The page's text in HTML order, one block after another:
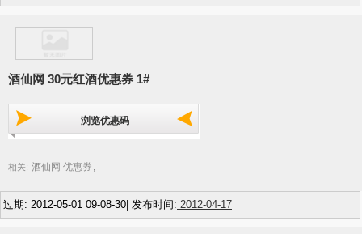
酒仙网 30元红酒优惠券 1#
浏览优惠码
相关: 酒仙网 优惠券
过期: 2012-05-01 09-08-30| 发布时间: 2012-04-17